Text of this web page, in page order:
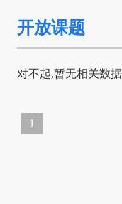
开放课题
对不起,暂无相关数据
1